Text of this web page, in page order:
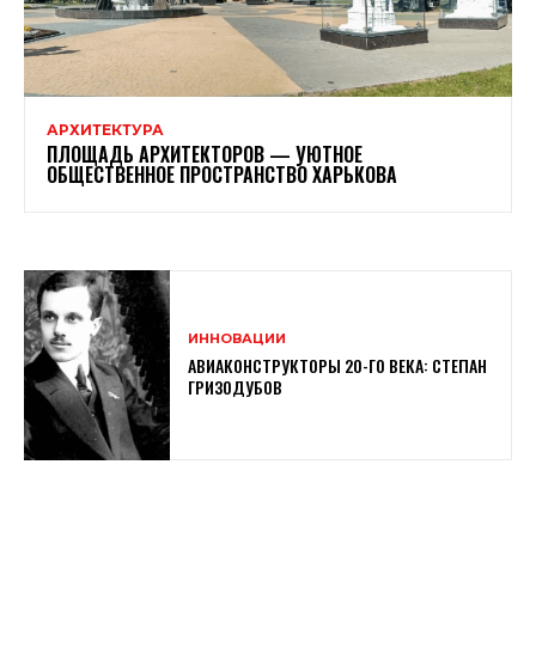
АРХИТЕКТУРА
ПЛОЩАДЬ АРХИТЕКТОРОВ — УЮТНОЕ
ОБЩЕСТВЕННОЕ ПРОСТРАНСТВО ХАРЬКОВА
ИННОВАЦИИ
АВИАКОНСТРУКТОРЫ 20-ГО ВЕКА: СТЕПАН
ГРИЗОДУБОВ